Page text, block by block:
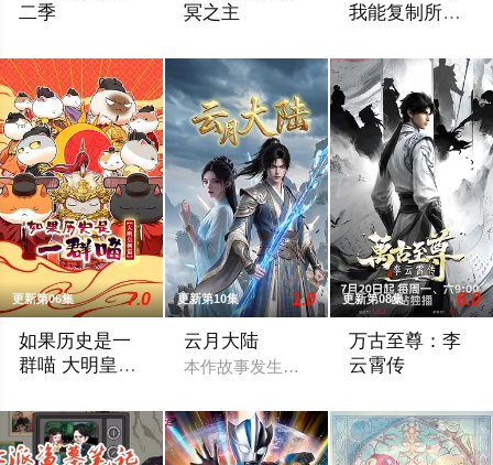
二季
冥之主
我能复制所有
更新第06集 7.0
如果历史是一
群喵 大明皇朝
更新第10集 1.0
云月大陆
本作故事发生在架空修仙世界——云月大
更新第08集 6.0
万古至尊：李
云霄传